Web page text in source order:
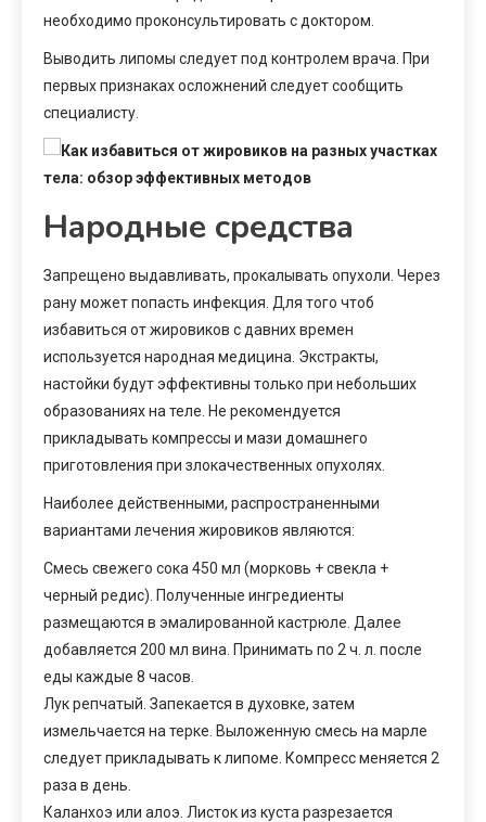
необходимо проконсультировать с доктором.
Выводить липомы следует под контролем врача. При
первых признаках осложнений следует сообщить
специалисту.
Народные средства
Запрещено выдавливать, прокалывать опухоли. Через
рану может попасть инфекция. Для того чтоб
избавиться от жировиков с давних времен
используется народная медицина. Экстракты,
настойки будут эффективны только при небольших
образованиях на теле. Не рекомендуется
прикладывать компрессы и мази домашнего
приготовления при злокачественных опухолях.
Наиболее действенными, распространенными
вариантами лечения жировиков являются:
Смесь свежего сока 450 мл (морковь + свекла +
черный редис). Полученные ингредиенты
размещаются в эмалированной кастрюле. Далее
добавляется 200 мл вина. Принимать по 2 ч. л. после
еды каждые 8 часов.
Лук репчатый. Запекается в духовке, затем
измельчается на терке. Выложенную смесь на марле
следует прикладывать к липоме. Компресс меняется 2
раза в день.
Каланхоэ или алоэ. Листок из куста разрезается